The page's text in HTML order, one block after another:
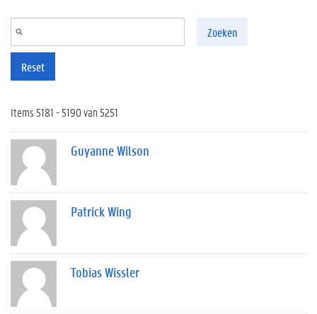
Zoeken
Reset
Items 5181 - 5190 van 5251
Guyanne Wilson
Patrick Wing
Tobias Wissler